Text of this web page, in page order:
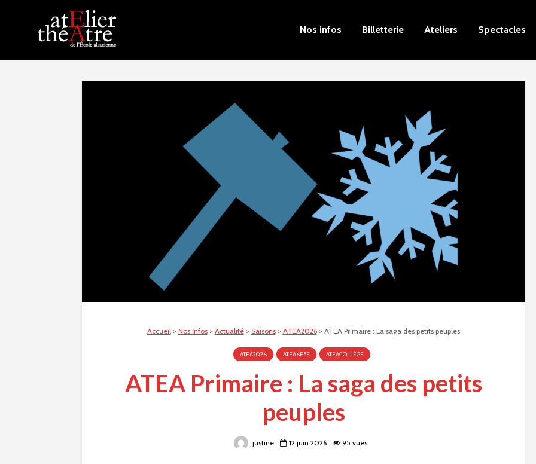
Nos infos Billetterie Ateliers Spectacles
Accueil> Nos infos> Actualité> Saisons> ATEA2026> ATEA Primaire : La saga des petits peuples
ATEA2026 ATEA6E5E ATEACOLLÈGE
ATEA Primaire : La saga des petits
peuples
justine 12 juin 2026 95 vues